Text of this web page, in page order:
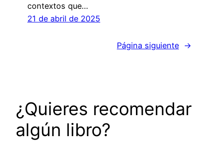
contextos que…
21 de abril de 2025
Página siguiente →
¿Quieres recomendar
algún libro?